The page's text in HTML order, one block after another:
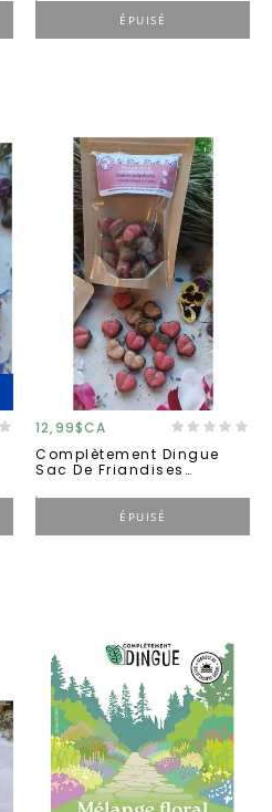
ÉPUISÉ
12,99$CA
Complètement Dingue
Sac De Friandises
ÉPUISÉ